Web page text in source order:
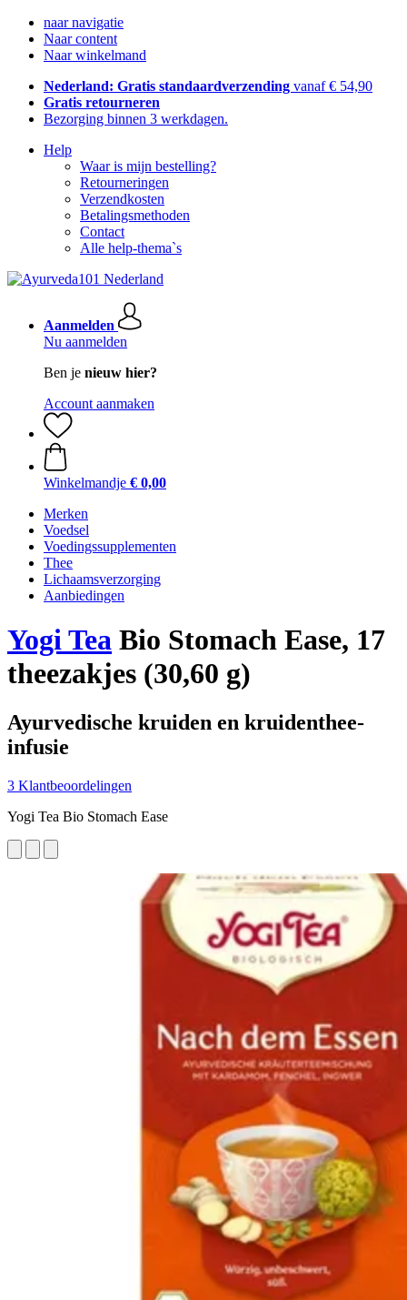
naar navigatie
Naar content
Naar winkelmand
Nederland: Gratis standaardverzending vanaf € 54,90
Gratis retourneren
Bezorging binnen 3 werkdagen.
Help
Waar is mijn bestelling?
Retourneringen
Verzendkosten
Betalingsmethoden
Contact
Alle help-thema`s
Aanmelden
Nu aanmelden
Ben je nieuw hier?
Account aanmaken
Winkelmandje € 0,00
Merken
Voedsel
Voedingssupplementen
Thee
Lichaamsverzorging
Aanbiedingen
Yogi Tea Bio Stomach Ease, 17
theezakjes (30,60 g)
Ayurvedische kruiden en kruidenthee-
infusie
3 Klantbeoordelingen
Yogi Tea Bio Stomach Ease